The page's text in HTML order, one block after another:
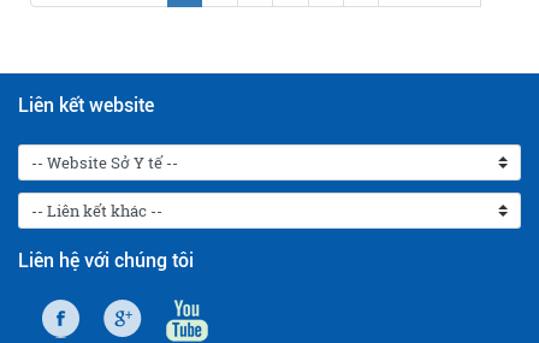
Liên kết website
Liên hệ với chúng tôi